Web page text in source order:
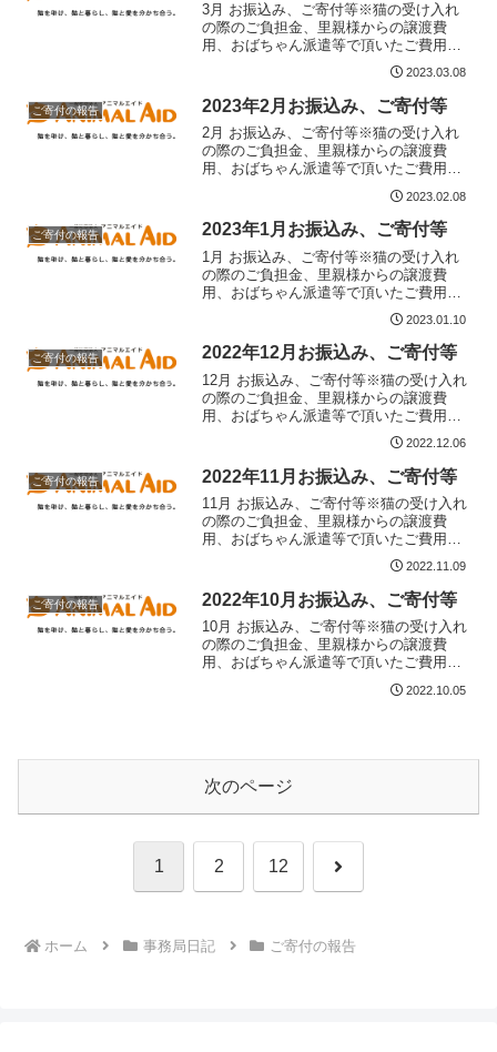
3月 お振込み、ご寄付等※猫の受け入れ
の際のご負担金、里親様からの譲渡費
用、おばちゃん派遣等で頂いたご費用等
の記載はありません。申し訳ございませ
んが、掲載に時間が掛かる場合がござい
ます。ご了承下さい。・Y様 10,002円・N
様 1,002...
2023.03.08
ご寄付の報告 2023年2月お振込み、ご寄付等
2月 お振込み、ご寄付等※猫の受け入れ
の際のご負担金、里親様からの譲渡費
用、おばちゃん派遣等で頂いたご費用等
の記載はありません。申し訳ございませ
んが、掲載に時間が掛かる場合がござい
ます。ご了承下さい。・N様 1,001円・H
様 3,000円...
2023.02.08
ご寄付の報告 2023年1月お振込み、ご寄付等
1月 お振込み、ご寄付等※猫の受け入れ
の際のご負担金、里親様からの譲渡費
用、おばちゃん派遣等で頂いたご費用等
の記載はありません。申し訳ございませ
んが、掲載に時間が掛かる場合がござい
ます。ご了承下さい。・西野様 1,000
円・鳥上様 5,00...
2023.01.10
ご寄付の報告 2022年12月お振込み、ご寄付等
12月 お振込み、ご寄付等※猫の受け入れ
の際のご負担金、里親様からの譲渡費
用、おばちゃん派遣等で頂いたご費用等
の記載はありません。申し訳ございませ
んが、掲載に時間が掛かる場合がござい
ます。ご了承下さい。・西野様 1,000
円・中川様 10,...
2022.12.06
ご寄付の報告 2022年11月お振込み、ご寄付等
11月 お振込み、ご寄付等※猫の受け入れ
の際のご負担金、里親様からの譲渡費
用、おばちゃん派遣等で頂いたご費用等
の記載はありません。申し訳ございませ
んが、掲載に時間が掛かる場合がござい
ます。ご了承下さい。・西野様 1,000
円・塚本様 1,0...
2022.11.09
ご寄付の報告 2022年10月お振込み、ご寄付等
10月 お振込み、ご寄付等※猫の受け入れ
の際のご負担金、里親様からの譲渡費
用、おばちゃん派遣等で頂いたご費用等
の記載はありません。申し訳ございませ
んが、掲載に時間が掛かる場合がござい
2022.10.05
次のページ
1 2 12 次
ホーム 事務局日記 ご寄付の報告